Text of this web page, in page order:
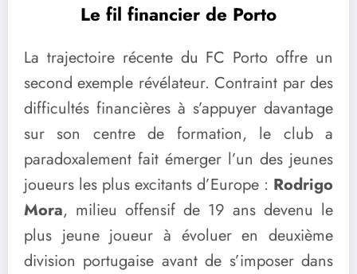
Le fil financier de Porto
La trajectoire récente du FC Porto offre un
second exemple révélateur. Contraint par des
difficultés financières à s’appuyer davantage
sur son centre de formation, le club a
paradoxalement fait émerger l’un des jeunes
joueurs les plus excitants d’Europe : Rodrigo
Mora, milieu offensif de 19 ans devenu le
plus jeune joueur à évoluer en deuxième
division portugaise avant de s’imposer dans